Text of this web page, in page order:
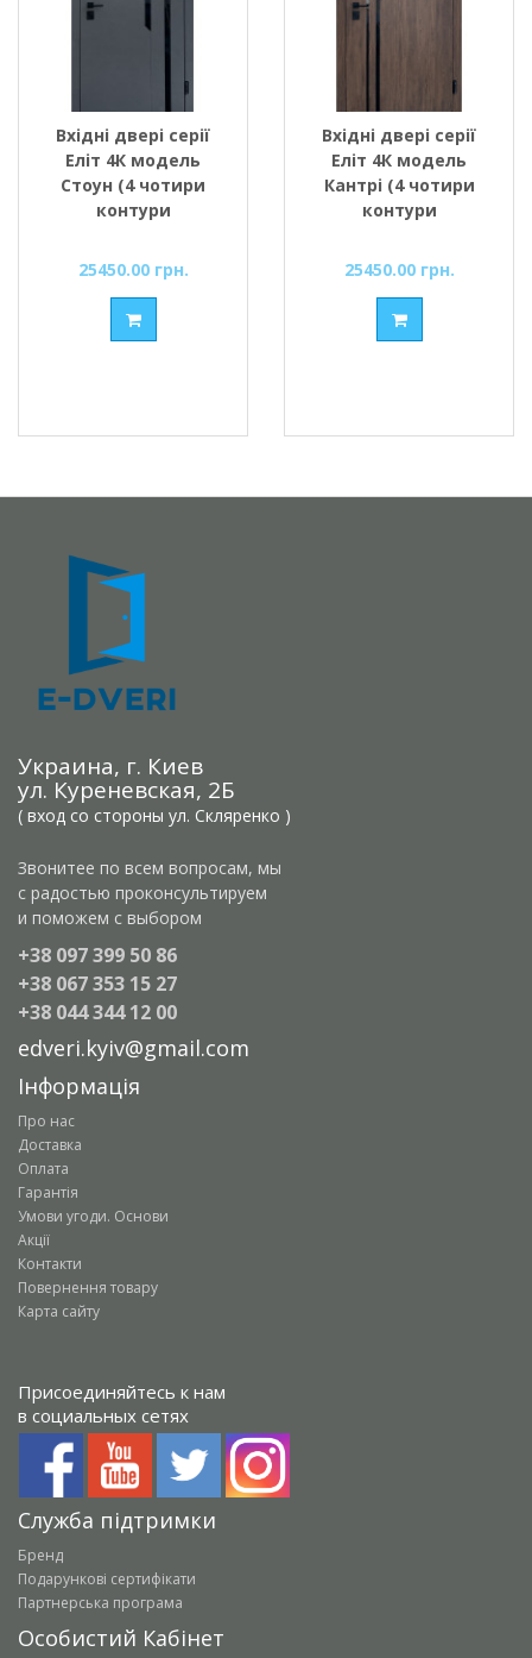
Вхідні двері серії
Еліт 4К модель
Стоун (4 чотири
контури
темний/Бетон
темний ТМ Форт-М
25450.00 грн.
Вхідні двері серії
Еліт 4К модель
Кантрі (4 чотири
контури
катанія /Дуб
порцеляновий ТМ
Форт-М
25450.00 грн.
Украина, г. Киев
ул. Куреневская, 2Б
( вход со стороны ул. Скляренко )
Звонитее по всем вопросам, мы
с радостью проконсультируем
и поможем с выбором
+38 097 399 50 86
+38 067 353 15 27
+38 044 344 12 00
edveri.kyiv@gmail.com
Інформація
Про нас
Доставка
Оплата
Гарантія
Умови угоди. Основи
Акції
Контакти
Повернення товару
Карта сайту
Присоединяйтесь к нам
в социальных сетях
Служба підтримки
Бренд
Подарункові сертифікати
Партнерська програма
Особистий Кабінет